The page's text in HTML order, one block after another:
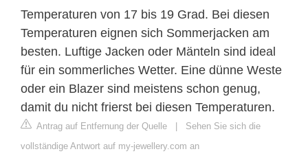
Temperaturen von 17 bis 19 Grad. Bei diesen
Temperaturen eignen sich Sommerjacken am
besten. Luftige Jacken oder Mänteln sind ideal
für ein sommerliches Wetter. Eine dünne Weste
oder ein Blazer sind meistens schon genug,
damit du nicht frierst bei diesen Temperaturen.
Antrag auf Entfernung der Quelle | Sehen Sie sich die
vollständige Antwort auf my-jewellery.com an